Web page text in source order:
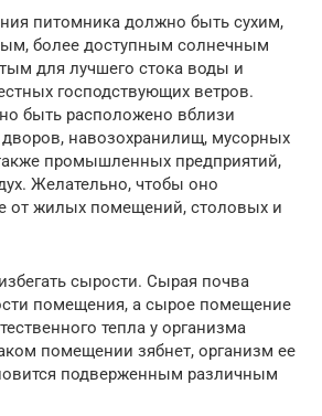
питомника должно быть сухим,
более доступным солнечным
для лучшего стока воды и
господствующих ветров.
быть расположено вблизи
навозохранилищ, мусорных
промышленных предприятий,
Желательно, чтобы оно
от жилых помещений, столовых и
сырости. Сырая почва
помещения, а сырое помещение
тепла у организма
помещении зябнет, организм ее
подверженным различным